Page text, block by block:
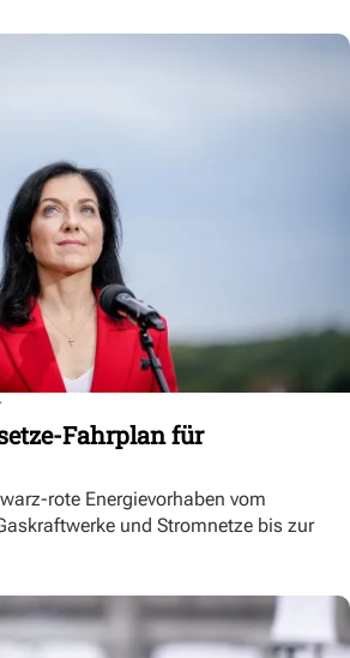
Fahrplan für
rote Energievorhaben vom
und Stromnetze bis zur